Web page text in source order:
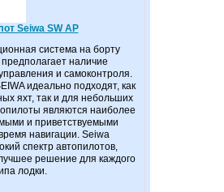
Seiwa SW AP
система на борту
наличие
и самоконтроля.
идеально подходят, как
яхт, так и для небольших
являются наиболее
и приветствуемыми
навигации. Seiwa
спектр автопилотов,
решение для каждого
лодки.